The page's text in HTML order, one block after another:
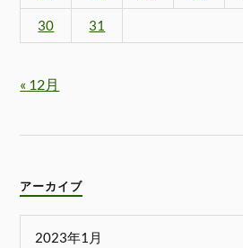
30 31
« 12月
アーカイブ